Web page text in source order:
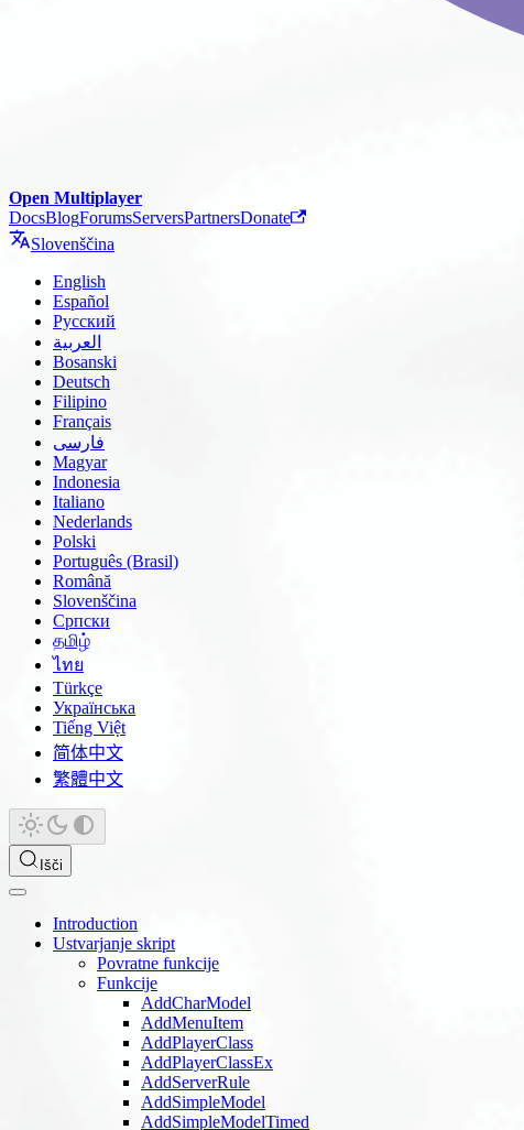
Open Multiplayer
DocsBlogForumsServersPartnersDonate
Slovenščina
English
Español
Русский
العربية
Bosanski
Deutsch
Filipino
Français
فارسی
Magyar
Indonesia
Italiano
Nederlands
Polski
Português (Brasil)
Română
Slovenščina
Српски
தமிழ்
ไทย
Türkçe
Українська
Tiếng Việt
简体中文
繁體中文
Išči
Introduction
Ustvarjanje skript
Povratne funkcije
Funkcije
AddCharModel
AddMenuItem
AddPlayerClass
AddPlayerClassEx
AddServerRule
AddSimpleModel
AddSimpleModelTimed